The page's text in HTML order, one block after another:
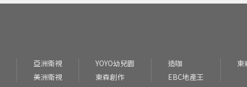
亞洲衛視
美洲衛視
YOYO幼兒園
東森創作
造咖
EBC地產王
東